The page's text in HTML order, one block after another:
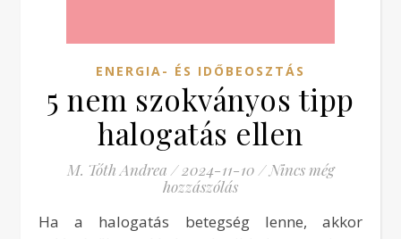
ENERGIA- ÉS IDŐBEOSZTÁS
5 nem szokványos tipp
halogatás ellen
M. Tóth Andrea / 2024-11-10 / Nincs még
hozzászólás
Ha a halogatás betegség lenne, akkor